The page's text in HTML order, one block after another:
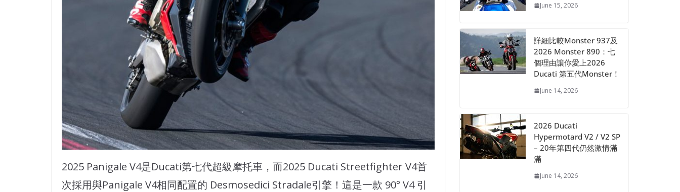
2025 Panigale V4是Ducati第七代超級摩托車，而2025 Ducati Streetfighter V4首
次採用與Panigale V4相同配置的 Desmosedici Stradale引擎！這是一款 90° V4 引
June 15, 2026
詳細比較Monster 937及
2026 Monster 890：七
個理由讓你愛上2026
Ducati 第五代Monster！
June 14, 2026
2026 Ducati
Hypermotard V2 / V2 SP
– 20年第四代仍然激情滿
滿
June 14, 2026